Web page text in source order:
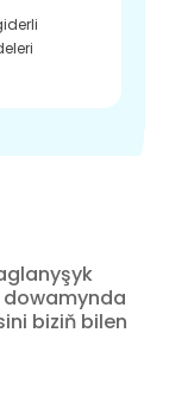
biziň bilen